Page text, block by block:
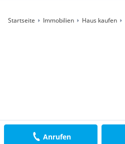
Anrufen
Startseite Immobilien Haus kaufen